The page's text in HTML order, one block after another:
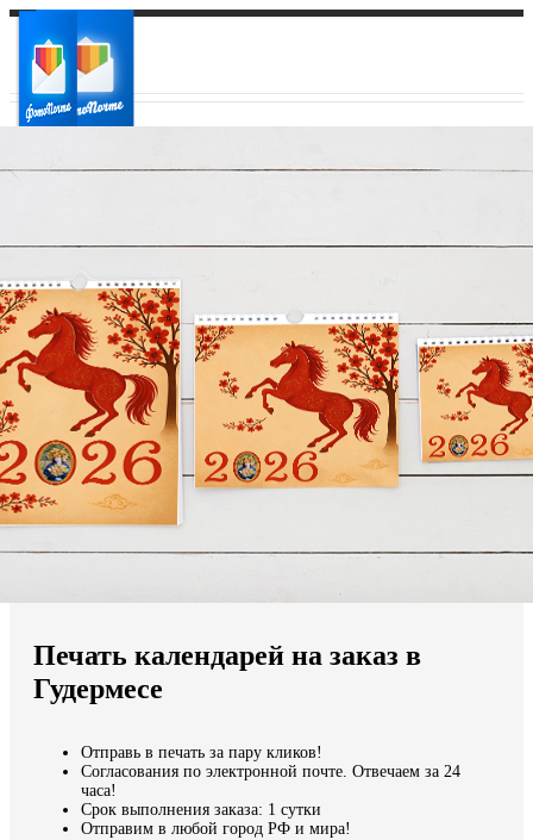
Ваш регион доставки
Выберите из списка:
Мы доставляем по всему миру
Продолжить без города
Печать календарей на заказ в
Гудермесе
Отправь в печать за пару кликов!
Согласования по электронной почте. Отвечаем за 24
часа!
Срок выполнения заказа: 1 сутки
Отправим в любой город РФ и мира!